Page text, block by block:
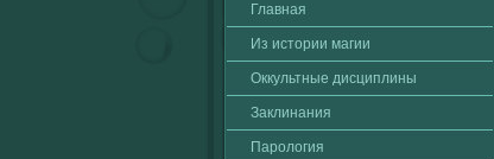
Главная
Из истории магии
Оккультные дисциплины
Заклинания
Паролοгия